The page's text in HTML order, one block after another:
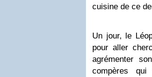
cuisine de ce
Un jour, le
pour aller
agrémenter
compères